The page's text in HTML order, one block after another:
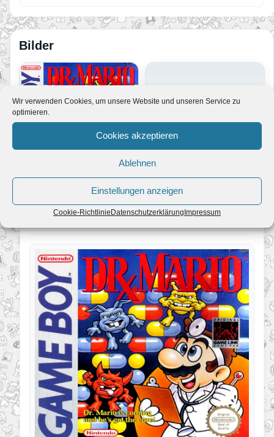
Wir verwenden Cookies, um unsere Website und unseren Service zu
optimieren.
Cookies akzeptieren
Ablehnen
Einstellungen anzeigen
Cookie-RichtlinieDatenschutzerklärungImpressum
Bilder